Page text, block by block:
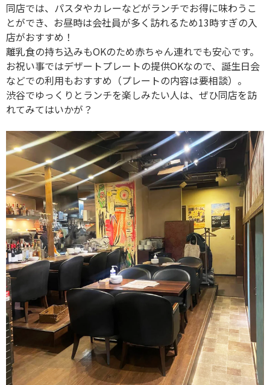
同店では、パスタやカレーなどがランチでお得に味わうこ
とができ、お昼時は会社員が多く訪れるため13時すぎの入
店がおすすめ！
離乳食の持ち込みもOKのため赤ちゃん連れでも安心です。
お祝い事ではデザートプレートの提供OKなので、誕生日会
などでの利用もおすすめ（プレートの内容は要相談）。
渋谷でゆっくりとランチを楽しみたい人は、ぜひ同店を訪
れてみてはいかが？